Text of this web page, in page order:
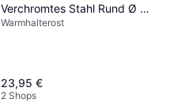
Verchromtes Stahl Rund Ø 57
cm
Warmhalterost
23,95 €
2 Shops